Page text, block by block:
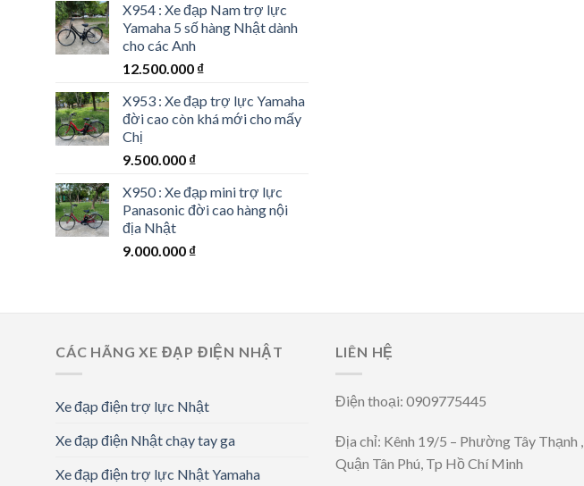
X954 : Xe đạp Nam trợ lực
Yamaha 5 số hàng Nhật dành
cho các Anh
12.500.000 ₫
X953 : Xe đạp trợ lực Yamaha
đời cao còn khá mới cho mấy
Chị
9.500.000 ₫
X950 : Xe đạp mini trợ lực
Panasonic đời cao hàng nội
địa Nhật
9.000.000 ₫
CÁC HÃNG XE ĐẠP ĐIỆN NHẬT
Xe đạp điện trợ lực Nhật
Xe đạp điện Nhật chạy tay ga
Xe đạp điện trợ lực Nhật Yamaha
LIÊN HỆ
Điện thoại: 0909775445
Địa chỉ: Kênh 19/5 – Phường Tây Thạnh ,
Quận Tân Phú, Tp Hồ Chí Minh